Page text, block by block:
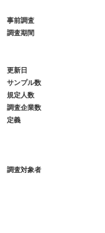
事前調査
調査期間
更新日
サンプル数
規定人数
調査企業数
定義
調査対象者